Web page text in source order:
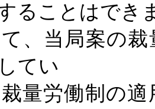
ることはでき
、当局案の裁
てい
量労働制の